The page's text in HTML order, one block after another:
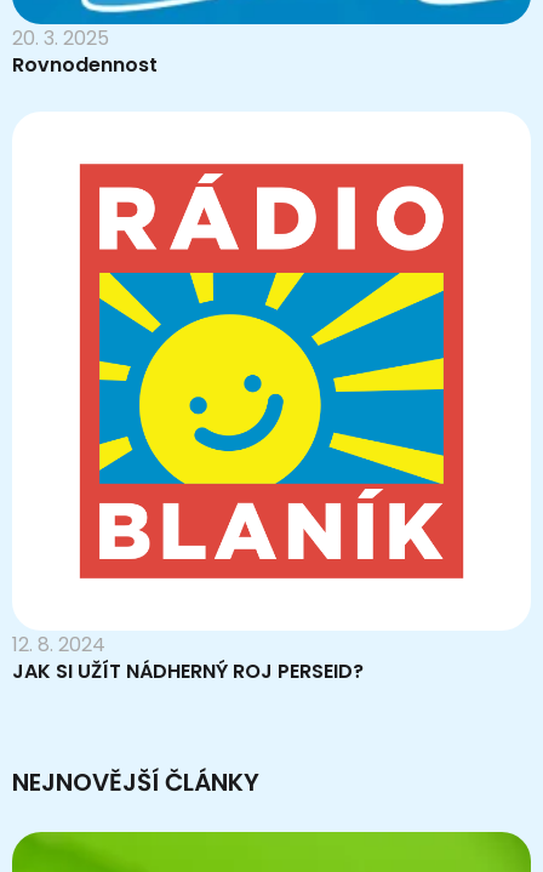
20. 3. 2025
Rovnodennost
12. 8. 2024
JAK SI UŽÍT NÁDHERNÝ ROJ PERSEID?
NEJNOVĚJŠÍ ČLÁNKY